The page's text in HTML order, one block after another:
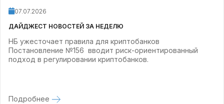
07.07.2026
ДАЙДЖЕСТ НОВОСТЕЙ ЗА НЕДЕЛЮ
НБ ужесточает правила для криптобанков
Постановление №156 вводит риск-ориентированный
подход в регулировании криптобанков.
Подробнее